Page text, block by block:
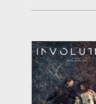
погибшего
получить
Омбудсмен
семье погибшего
СВО получить